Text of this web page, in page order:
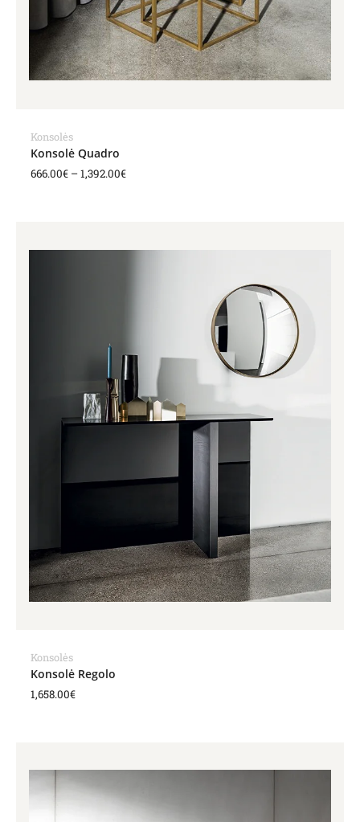
Konsolės
Konsolė Quadro
666.00€ –1,392.00€
Konsolės
Konsolė Regolo
1,658.00€